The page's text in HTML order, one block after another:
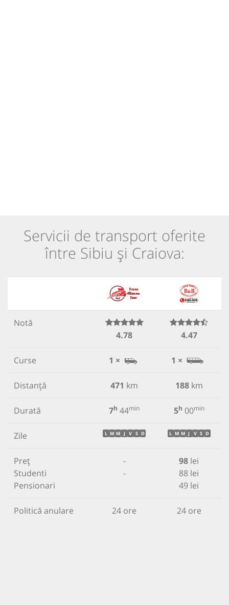
Servicii de transport oferite
între Sibiu și Craiova:
Notă
4.78
4.47
Curse 1 × 1 ×
Distanță 471 km 188km
Durată 7h 44min 5h 00min
Zile L M M J V S D L M M J V S D
Preț
Studenti
Pensionari
-
-
98 lei
88 lei
49 lei
Politică anulare 24 ore 24 ore